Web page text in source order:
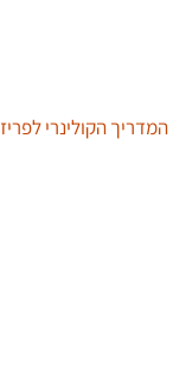
המדריך הקולינרי לפריז